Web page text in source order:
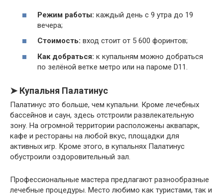
Режим работы: каждый день с 9 утра до 19
вечера;
Стоимость: вход стоит от 5 600 форинтов;
Как добраться: к купальням можно добраться
по зелёной ветке метро или на пароме D11.
➤ Купальня Палатинус
Палатинус это больше, чем купальни. Кроме лечебных
бассейнов и саун, здесь отстроили развлекательную
зону. На огромной территории расположены аквапарк,
кафе и рестораны на любой вкус, площадки для
активных игр. Кроме этого, в купальнях Палатинус
обустроили оздоровительный зал.
Профессиональные мастера предлагают разнообразные
лечебные процедуры. Место любимо как туристами, так и